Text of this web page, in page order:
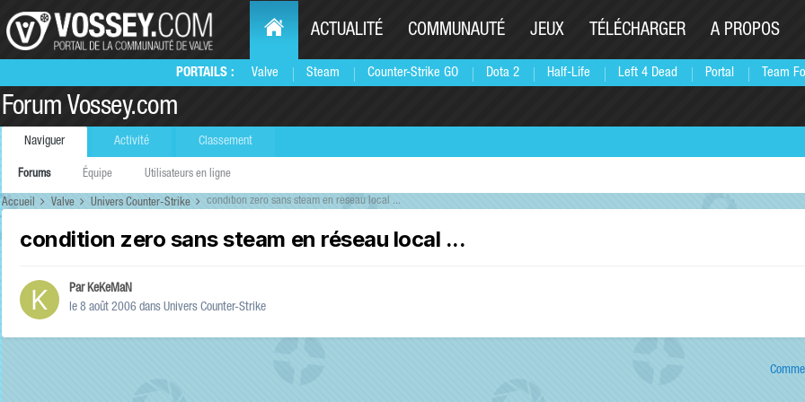
PORTAILS : Valve Steam Counter-Strike GO Dota 2 Half-Life Left 4 Dead Portal Team
ACTUALITÉ COMMUNAUTÉ JEUX TÉLÉCHARGER A PROPOS
Forum Vossey.com
Naviguer
Forums Équipe Utilisateurs en ligne
Activité Classement
Accueil Valve Univers Counter-Strike condition zero sans steam en réseau local ...
condition zero sans steam en réseau local ...
ParKeKeMaN
le 8 août 2006 dans Univers Counter-Strike